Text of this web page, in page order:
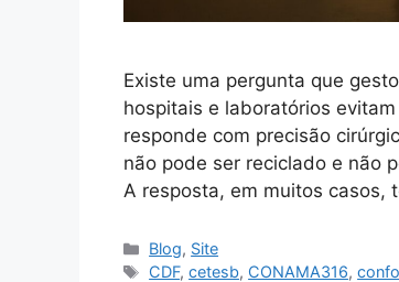
Existe uma pergunta que
hospitais e laboratórios
responde com precisão
não pode ser reciclado e não
A resposta, em muitos casos,
Blog, Site
CDF,cetesb, CONAMA316,